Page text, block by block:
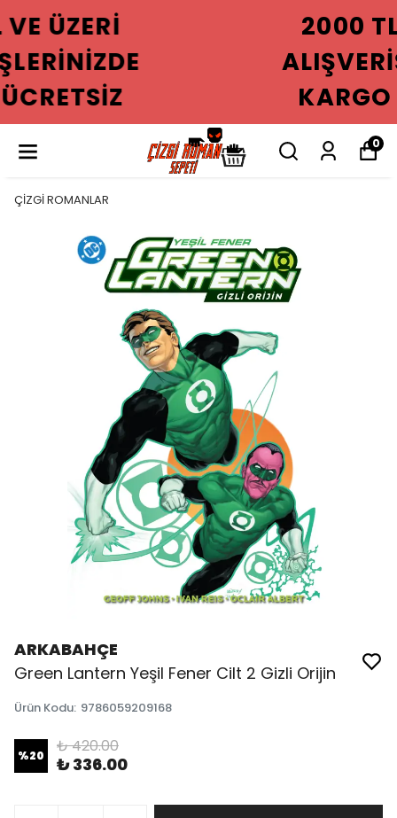
2000 TL VE ÜZERI
ALIŞVERIŞLERINIZDE
KARGO ÜCRETSIZ
0
ÇİZGİ ROMANLAR
ARKABAHÇE
Green Lantern Yeşil Fener Cilt 2 Gizli Orijin
Ürün Kodu: 9786059209168
%20 ₺ 420.00
₺ 336.00